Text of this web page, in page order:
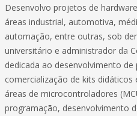
Desenvolvo projetos de
áreas industrial, automotiva,
automação, entre outras, sob
universitário e administrador da
dedicada ao desenvolvimento
comercialização de kits
áreas de microcontroladores
programação, desenvolvimento